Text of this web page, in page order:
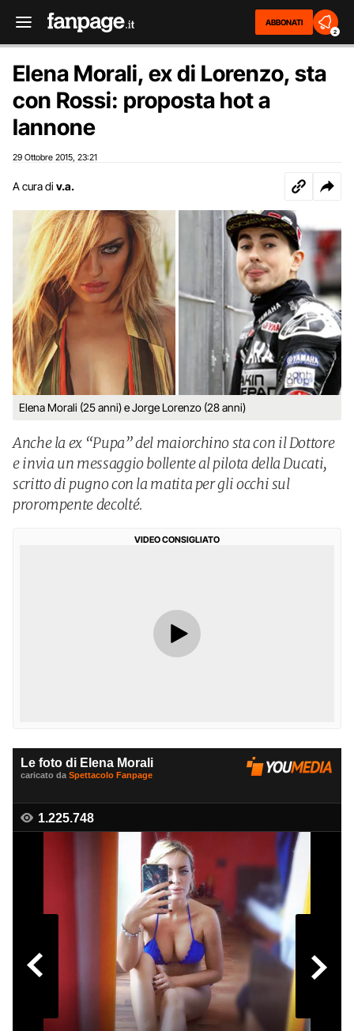
ABBONATI
2
Elena Morali, ex di Lorenzo, sta
con Rossi: proposta hot a
Iannone
29 Ottobre 2015 23:21
A cura di v.a.
Elena Morali (25 anni) e Jorge Lorenzo (28 anni)
Anche la ex “Pupa” del maiorchino sta con il Dottore
e invia un messaggio bollente al pilota della Ducati,
scritto di pugno con la matita per gli occhi sul
prorompente decolté.
VIDEO CONSIGLIATO